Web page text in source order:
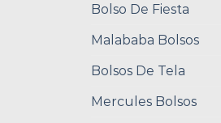
Bolso De Fiesta
Malababa Bolsos
Bolsos De Tela
Mercules Bolsos